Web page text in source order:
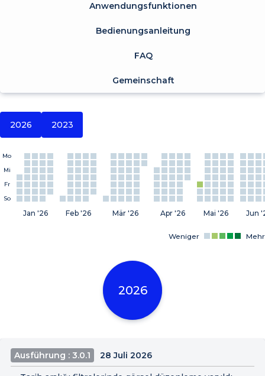
Anwendungsfunktionen
Bedienungsanleitung
FAQ
Gemeinschaft
2026 2023
Mo
Mi
Fr
So
Jan '26 Feb '26 Mär '26 Apr '26 Mai '26 Jun
Weniger Mehr
2026
Ausführung : 3.0.1 28 Juli 2026